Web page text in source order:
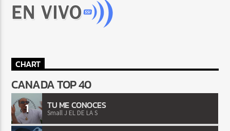
CHART
CANADA TOP 40
1 TU ME CONOCES
Small J EL DE LA S